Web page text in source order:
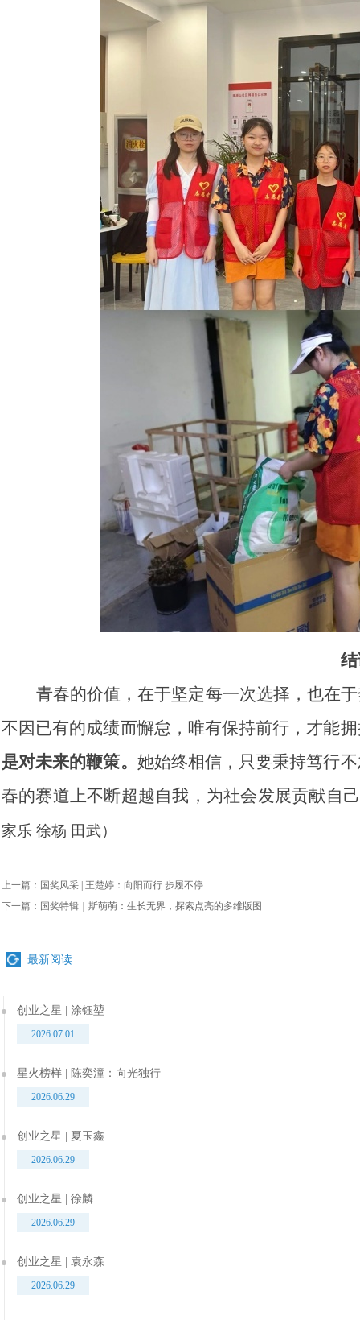
青春的价值，在于坚定每一次选择，也在
不因已有的成绩而懈怠，唯有保持前行，才能
是对未来的鞭策。 她始终相信，只要秉持笃行
春的赛道上不断超越自我，为社会发展贡献自
家乐 徐杨 田武）
上一篇： 国奖风采 | 王楚婷：向阳而行 步履不停
下一篇： 国奖特辑｜斯萌萌：生长无界，探索点亮的多维版图
最新阅读
创业之星 | 涂钰堃
2026.07.01
星火榜样 | 陈奕潼：向光独行
2026.06.29
创业之星 | 夏玉鑫
2026.06.29
创业之星 | 徐麟
2026.06.29
创业之星 | 袁永森
2026.06.29